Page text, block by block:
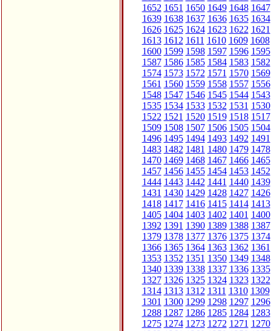
1652 1651 1650 1649 1648 1647
1639 1638 1637 1636 1635 1634
1626 1625 1624 1623 1622 1621
1613 1612 1611 1610 1609 1608
1600 1599 1598 1597 1596 1595
1587 1586 1585 1584 1583 1582
1574 1573 1572 1571 1570 1569
1561 1560 1559 1558 1557 1556
1548 1547 1546 1545 1544 1543
1535 1534 1533 1532 1531 1530
1522 1521 1520 1519 1518 1517
1509 1508 1507 1506 1505 1504
1496 1495 1494 1493 1492 1491
1483 1482 1481 1480 1479 1478
1470 1469 1468 1467 1466 1465
1457 1456 1455 1454 1453 1452
1444 1443 1442 1441 1440 1439
1431 1430 1429 1428 1427 1426
1418 1417 1416 1415 1414 1413
1405 1404 1403 1402 1401 1400
1392 1391 1390 1389 1388 1387
1379 1378 1377 1376 1375 1374
1366 1365 1364 1363 1362 1361
1353 1352 1351 1350 1349 1348
1340 1339 1338 1337 1336 1335
1327 1326 1325 1324 1323 1322
1314 1313 1312 1311 1310 1309
1301 1300 1299 1298 1297 1296
1288 1287 1286 1285 1284 1283
1275 1274 1273 1272 1271 1270